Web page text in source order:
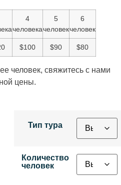
4
человека
5
человек
6
человек
$100 $90 $80
человек, свяжитесь с нами
цены.
Тип тура
Количество
человек